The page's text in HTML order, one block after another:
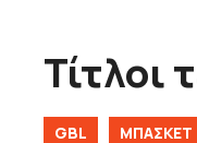
Τίτλοι
GBL ΜΠΑΣΚΕΤ